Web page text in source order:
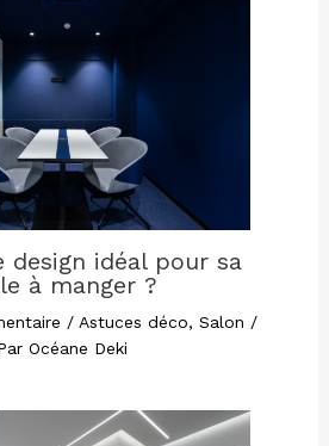
design idéal pour sa
à manger ?
/ Astuces déco, Salon /
Océane Deki